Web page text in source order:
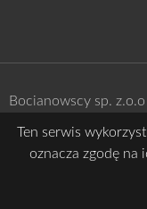
Bocianowscy sp.
Ten serwis
oznacza zgodę na